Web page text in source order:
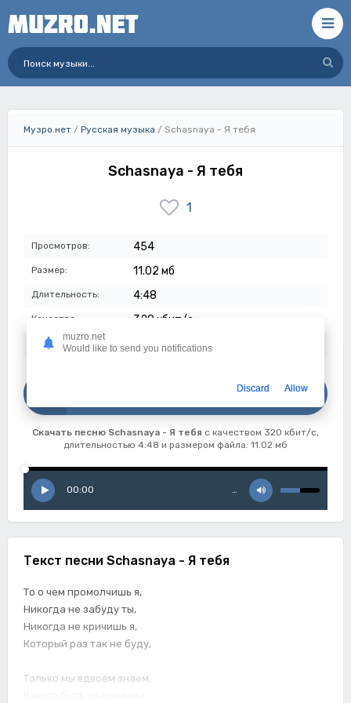
Музро.нет / Русская музыка / Schasnaya - Я тебя
Schasnaya - Я тебя
1
Просмотров: 454
Размер: 11.02 мб
Длительность: 4:48
Качество: 320 кбит/с
Дата: 17-07-2023
Скачать песню Schasnaya - Я тебя с качеством 320 кбит/с,
длительностью 4:48 и размером файла: 11.02 мб
00:00 …
Текст песни Schasnaya - Я тебя
То о чем промолчишь я,
Никогда не забуду ты,
Никогда не кричишь я,
Который раз так не буду,
Только мы вдвоем знаем,
muzro.net
Would like to send you notifications
Discard Allow